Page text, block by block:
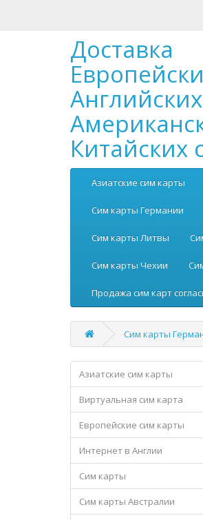
Доставка
Китайских
Азиатские сим карты
Сим карты Германии
Сим карты Литвы
Сим карты Чехии
Продажа сим карт
Сим карты
Азиатские сим карты
Виртуальная сим карта
Европейские сим карты
Интернет в Англии
Сим карты
Сим карты Австралии